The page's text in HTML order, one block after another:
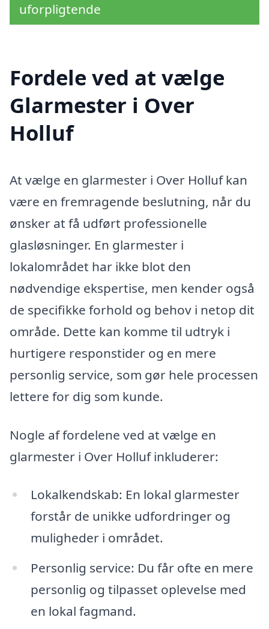
uforpligtende
Fordele ved at vælge
Glarmester i Over
Holluf
At vælge en glarmester i Over Holluf kan
være en fremragende beslutning, når du
ønsker at få udført professionelle
glasløsninger. En glarmester i
lokalområdet har ikke blot den
nødvendige ekspertise, men kender også
de specifikke forhold og behov i netop dit
område. Dette kan komme til udtryk i
hurtigere responstider og en mere
personlig service, som gør hele processen
lettere for dig som kunde.
Nogle af fordelene ved at vælge en
glarmester i Over Holluf inkluderer:
Lokalkendskab: En lokal glarmester
forstår de unikke udfordringer og
muligheder i området.
Personlig service: Du får ofte en mere
personlig og tilpasset oplevelse med
en lokal fagmand.